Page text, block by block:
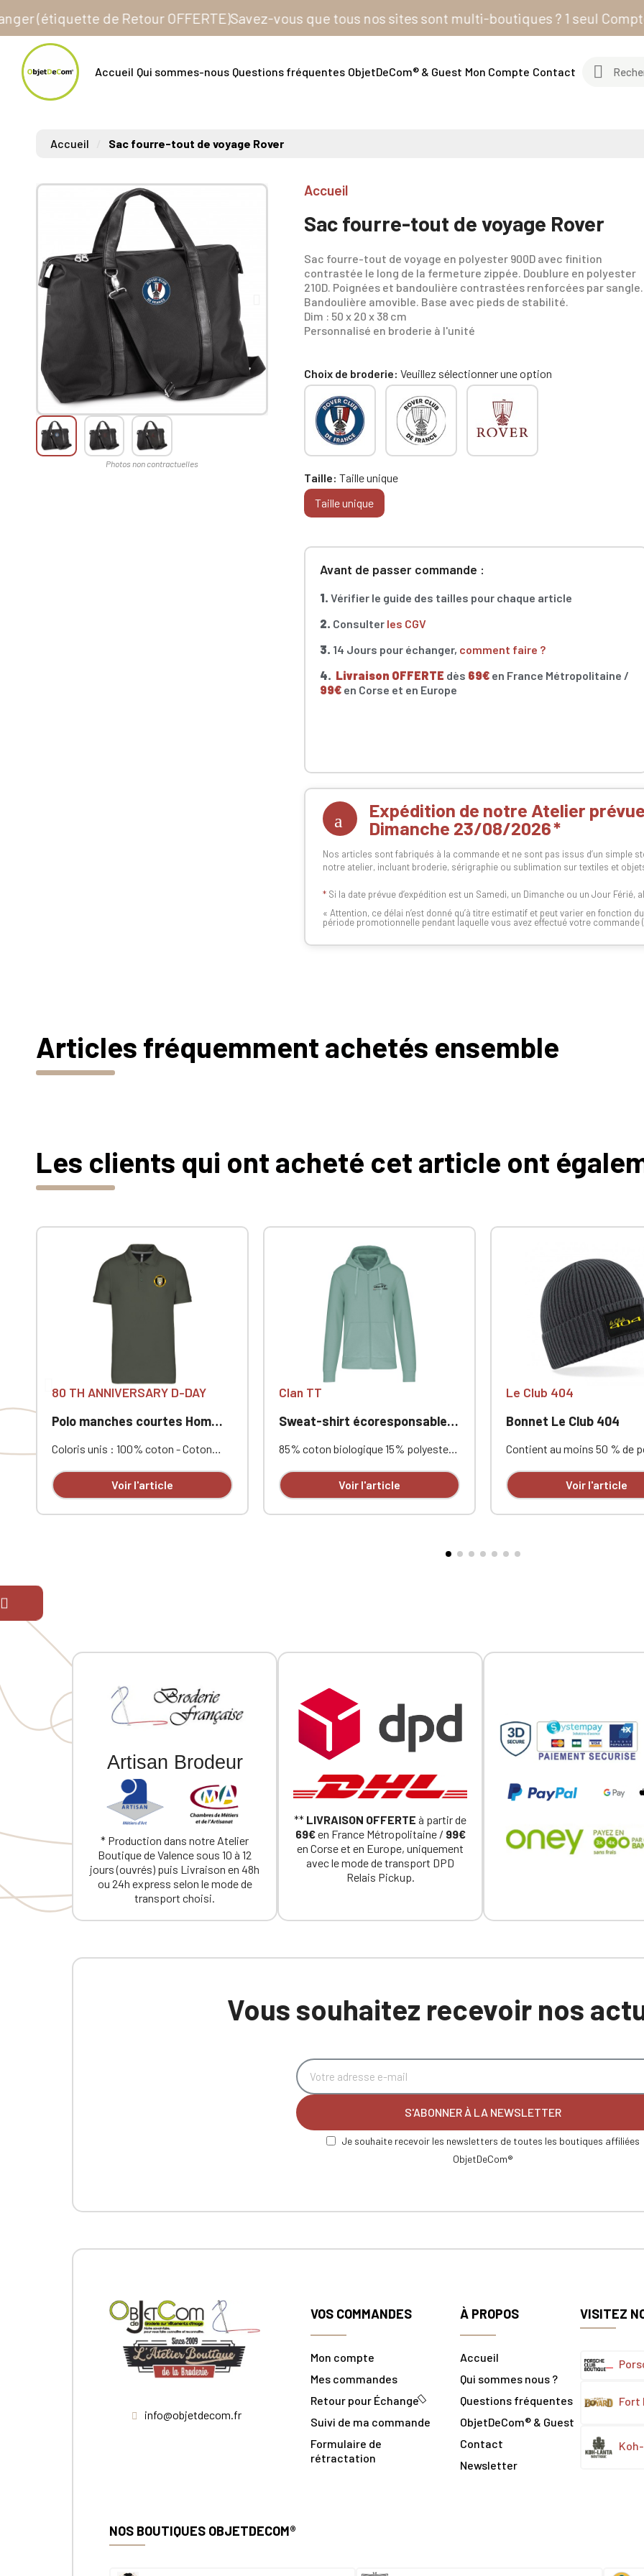
de Retour OFFERTE)Savez-vous que tous nos sites sont multi-boutiques ? 1 seul Compte
Accueil Qui sommes-nous Questions fréquentes ObjetDeCom® & Guest Mon Compte Contact
Accueil Sac fourre-tout de voyage Rover
Accueil
Sac fourre-tout de voyage Rover
Sac fourre-tout de voyage en polyester 900D avec finition
contrastée le long de la fermeture zippée. Doublure en polyester
210D. Poignées et bandoulière contrastées renforcées par sangle.
Bandoulière amovible. Base avec pieds de stabilité.
Dim : 50 x 20 x 38 cm
Personnalisé en broderie à l'unité
Choix de broderie Veuillez sélectionner une option
Taille Taille unique
Taille unique
Avant de passer commande :
1. Vérifier le guide des tailles pour chaque article
2. Consulter les CGV
3. 14 Jours pour échanger, comment faire ?
4. Livraison OFFERTE dès 69€ en France Métropolitaine /
99€ en Corse et en Europe
Expédition de notre Atelier
Dimanche 23/08/2026
Nos articles sont fabriqués à la commande et ne sont pas issus d’un simple
notre atelier, incluant broderie, sérigraphie ou sublimation sur textiles et
* Si la date prévue d’expédition est un Samedi, un Dimanche ou un Jour
« Attention, ce délai n’est donné qu’à titre estimatif et peut varier en fonction
période promotionnelle pendant laquelle vous avez effectué votre commande
Articles fréquemment achetés ensemble
Les clients qui ont acheté cet article ont
80 TH ANNIVERSARY D-DAY
Polo manches courtes Homme 80th Anniversary
Coloris unis : 100% coton - Coton
côte. Bande de propreté encolure et
fentes côté contrastée. Finition
Voir l'article
Clan TT
Sweat-shirt écoresponsable zippé à capuche homme Audi
85% coton biologique 15% polyester
extérieure 100% coton. Molleton
gratté 3 fils LSF. Coton peigné. Coupe
meilleure finition au bas de manches
Voir l'article
Le Club 404
Bonnet Le Club 404
Contient au moins 50 % de
partir de 100 % rPET,
d'environ 1,5 bouteille post-
Voir l'article
Artisan Brodeur
* Production dans notre Atelier
Boutique de Valence sous 10 à 12
jours (ouvrés) puis Livraison en 48h
ou 24h express selon le mode de
transport choisi.
** LIVRAISON OFFERTE à partir de
69€en France Métropolitaine / 99€
en Corse et en Europe, uniquement
avec le mode de transport DPD
Relais Pickup.
Vous souhaitez recevoir nos
S'ABONNER À LA NEWSLETTER
Je souhaite recevoir les newsletters de toutes les boutiques affiliées
ObjetDeCom®
info@objetdecom.fr
VOS COMMANDES
Mon compte
Mes commandes
Retour pour Échange
Suivi de ma commande
Formulaire de
rétractation
À PROPOS
Accueil
Qui sommes nous ?
Questions fréquentes
ObjetDeCom® & Guest
Contact
Newsletter
VISITEZ
Fort
NOS BOUTIQUES OBJETDECOM®